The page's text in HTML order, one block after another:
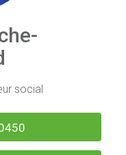
social